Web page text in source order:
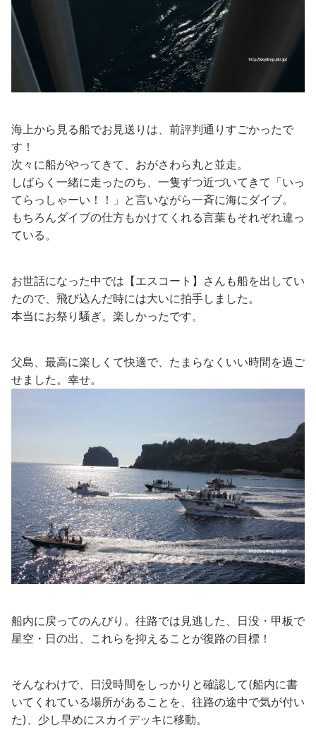
海上から見る船でお見送りは、前評判通りすごかったで
す！
次々に船がやってきて、おがさわら丸と並走。
しばらく一緒に走ったのち、一隻ずつ近づいてきて「いっ
てらっしゃーい！！」と言いながら一斉に海にダイブ。
もちろんダイブの仕方もかけてくれる言葉もそれぞれ違っ
ている。
お世話になった中では【エスコート】さんも船を出してい
たので、飛び込んだ時には大いに拍手しました。
本当にお祭り騒ぎ。楽しかったです。
父島、最高に楽しくて快適で、たまらなくいい時間を過ご
せました。幸せ。
船内に戻ってのんびり。往路では見逃した、日没・甲板で
星空・日の出、これらを抑えることが復路の目標！
そんなわけで、日没時間をしっかりと確認して(船内に書
いてくれている場所があることを、往路の途中で気が付い
た)、少し早めにスカイデッキに移動。